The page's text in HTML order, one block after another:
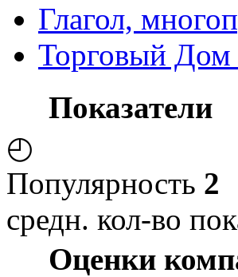
Глагол,
Торговый Дом
Показатели
◴
Популярность 2
средн. кол-во
Оценки